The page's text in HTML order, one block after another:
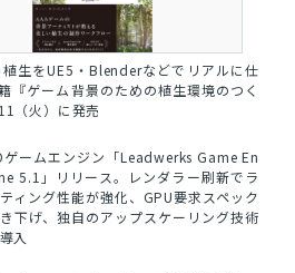
生をUE5・Blenderなどでリアルに仕
『ゲーム背景のための植生環境のつく
（火）に発売
ゲームエンジン「Leadwerks Game En
5.1」リリース。レンダラー刷新でラ
ィング性能が強化、GPU要求スペック
下げ、独自のアップスケーリング技術
入